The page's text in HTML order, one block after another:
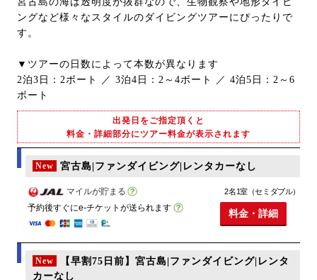
ングなど様々なスタイルのダイビングツアーにぴったりで
す。
▼ツアーの日数によって本数が異なります
2泊3日：2ボート ／ 3泊4日：2～4ボート ／ 4泊5日：2～6
ボート
出発日をご指定頂くと
料金・詳細部分にツアー料金が表示されます
New 宮古島|ファンダイビング|レンタカーなし
マイルが貯まる
予約後すぐにe-チケットが送られます
2名1室（セミダブル）
料金・詳細
New
【早割75日前】宮古島|ファンダイビング|レンタ
カーなし